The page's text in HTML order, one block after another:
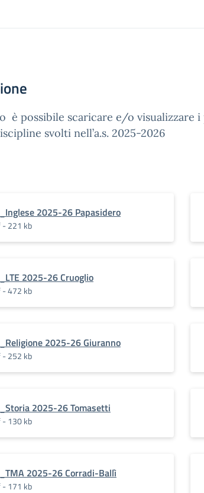
è possibile scaricare e/o visualizzare
svolti nell’a.s. 2025-2026
2025-26 Papasidero
- 221 kb
2025-26 Cruoglio
- 472 kb
2025-26 Giuranno
- 252 kb
2025-26 Tomasetti
- 130 kb
2025-26 Corradi-Ballì
- 171 kb